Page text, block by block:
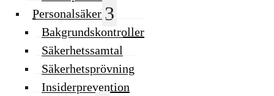
Personalsäkerhet
Bakgrundskontroller
Säkerhetssamtal
Säkerhetsprövning
Insiderprevention